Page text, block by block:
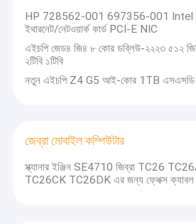
HP 728562-001 697356-001 Intel
ইথারনেট/নেটওয়ার্ক কার্ড PCI-E NIC
এইচপি জেড৪ জি৪ ৮ কোর ডব্লিউ-২২২৩ ৫১২
২টিবি ১টিবি
নতুন এইচপি Z4 G5 আই-কোর 1TB এসএসডি
জেব্রা মোবাইল কম্পিউটার
স্ক্যানার ইঞ্জিন SE4710 জিব্রা TC26
TC26CK TC26DK এর জন্য ফ্লেক্স ক্যাবল